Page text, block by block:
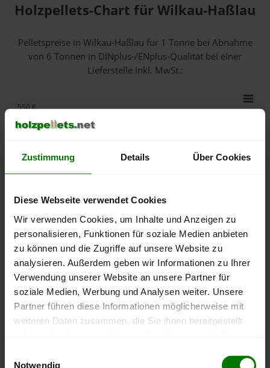
Zustimmung Details Über Cookies
Diese Webseite verwendet Cookies
Wir verwenden Cookies, um Inhalte und Anzeigen zu
personalisieren, Funktionen für soziale Medien anbieten
zu können und die Zugriffe auf unsere Website zu
analysieren. Außerdem geben wir Informationen zu Ihrer
Verwendung unserer Website an unsere Partner für
soziale Medien, Werbung und Analysen weiter. Unsere
Partner führen diese Informationen möglicherweise mit
weiteren Daten zusammen, die Sie ihnen bereitgestellt
Notwendig
Holzpellets-Chart für Wilkau-Haßlau
Pelletspreise in Wilkau-Haßlau für 1 Tonne bei Abnahme
von 6 Tonnen in DINplus-/ENplus-Qualität bei einer
Lieferstelle inkl. MwSt.:
lose Ware Sackware
September
2025
Januar
2026
Mai
2026
250 €
300 €
350 €
450 €
550 €